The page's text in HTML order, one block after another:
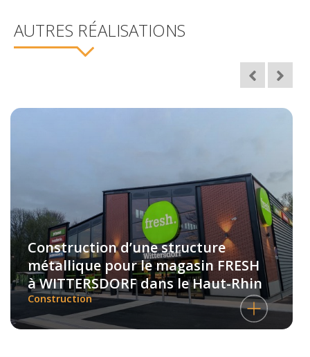
AUTRES RÉALISATIONS
Construction d’une structure
métallique pour le magasin FRESH
à WITTERSDORF dans le Haut-Rhin
Construction